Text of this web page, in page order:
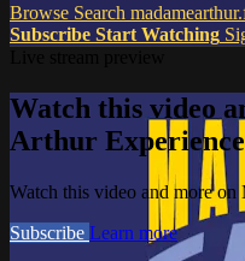
Browse Search
Subscribe Start Watching
Watch this video
Arthur Experience
Watch this video and more
Subscribe Learn more